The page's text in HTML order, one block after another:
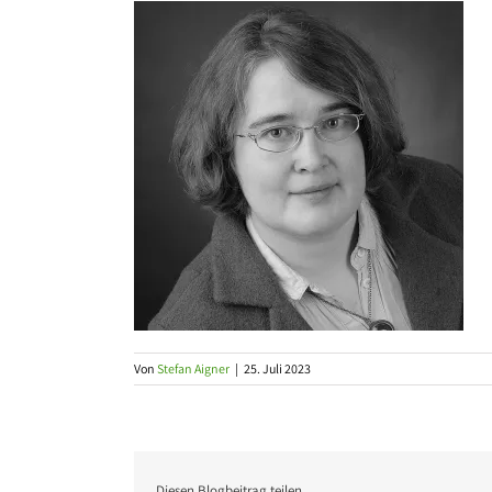
Von Stefan Aigner | 25. Juli 2023